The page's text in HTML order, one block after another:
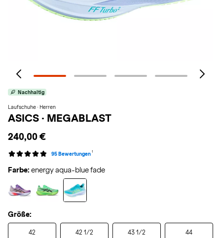
Nachhaltig
Laufschuhe · Herren
ASICS · MEGABLAST
240,00 €
95 Bewertungen 1
Farbe: energy aqua-blue fade
Größe:
42 42 1/2 43 1/2 44